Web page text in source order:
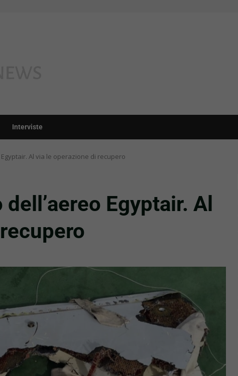
Interviste
Al via le operazione di recupero
Egyptair. Al